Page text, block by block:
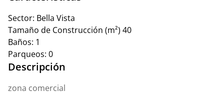
Sector: Bella Vista
Tamaño de Construcción (m²) 40
Baños: 1
Parqueos: 0
Descripción
zona comercial